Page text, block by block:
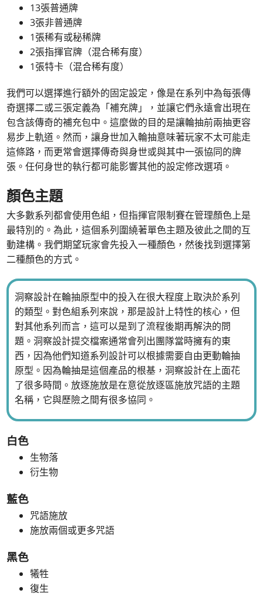
13張普通牌
3張非普通牌
1張稀有或秘稀牌
2張指揮官牌（混合稀有度）
1張特卡（混合稀有度）
我們可以選擇進行額外的固定設定，像是在系列中為每張傳
奇選擇二或三張定義為「補充牌」，並讓它們永遠會出現在
包含該傳奇的補充包中。這麼做的目的是讓輪抽前兩抽更容
易步上軌道。然而，讓身世加入輪抽意味著玩家不太可能走
這條路，而更常會選擇傳奇與身世或與其中一張協同的牌
張。任何身世的執行都可能影響其他的設定修改選項。
顏色主題
大多數系列都會使用色組，但指揮官限制賽在管理顏色上是
最特別的。為此，這個系列圍繞著單色主題及彼此之間的互
動建構。我們期望玩家會先投入一種顏色，然後找到選擇第
二種顏色的方式。
洞察設計在輪抽原型中的投入在很大程度上取決於系列
的類型。對色組系列來說，那是設計上特性的核心，但
對其他系列而言，這可以是到了流程後期再解決的問
題。洞察設計提交檔案通常會列出團隊當時擁有的東
西，因為他們知道系列設計可以根據需要自由更動輪抽
原型。因為輪抽是這個產品的根基，洞察設計在上面花
了很多時間。放逐施放是在意從放逐區施放咒語的主題
名稱，它與歷險之間有很多協同。
白色
生物落
衍生物
藍色
咒語施放
施放兩個或更多咒語
黑色
犧牲
復生